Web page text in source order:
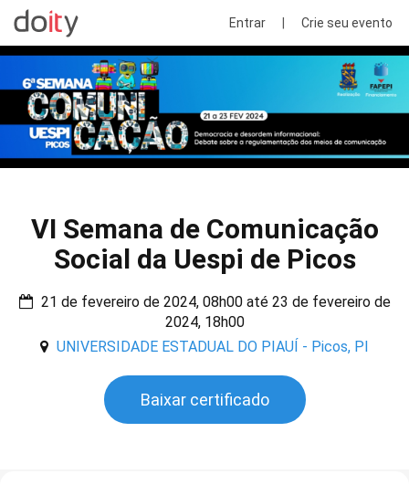
Entrar Crie seu evento
VI Semana de Comunicação
Social da Uespi de Picos
21 de fevereiro de 2024, 08h00 até 23 de fevereiro de
2024, 18h00
UNIVERSIDADE ESTADUAL DO PIAUÍ - Picos, PI
Baixar certificado